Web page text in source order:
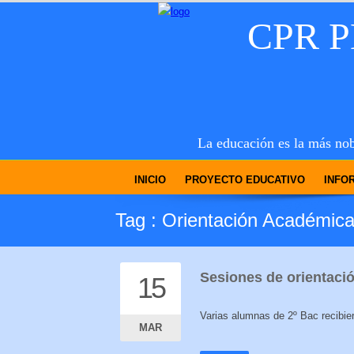
CPR
La educación es la más
INICIO PROYECTO EDUCATIVO
Tag : Orientación Académica
Sesiones de
Varias alumnas de 2º Bac
15
MAR
15
MAR